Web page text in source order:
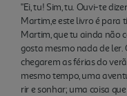
"Ei, tu! Sim, tu. Ouvi-te
Martim,e este livro é para
Martim, que tu ainda não
gosta mesmo nada de ler.
chegarem as férias do
mesmo tempo, uma
rir e sonhar; uma coisa